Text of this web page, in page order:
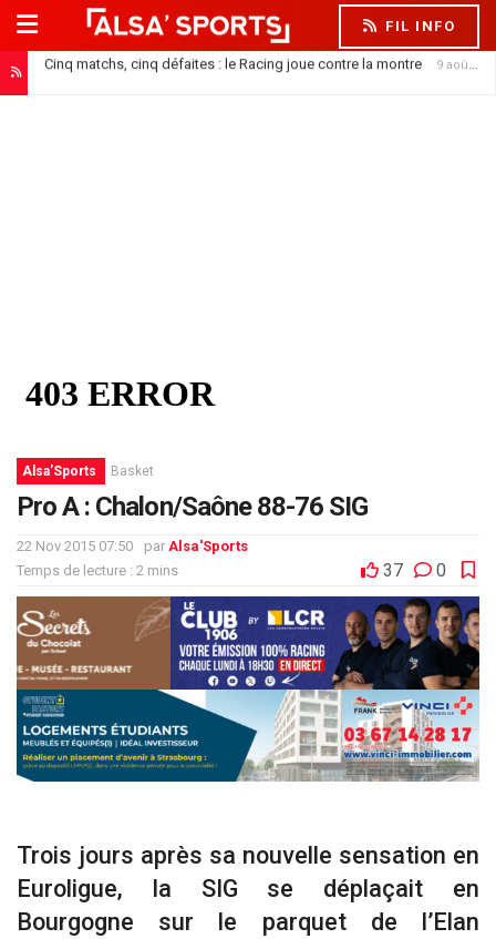
FIL INFO
Cinq matchs, cinq défaites : le Racing joue contre la montre 9 août 2026
Alsa'Sports Basket
Pro A : Chalon/Saône 88-76 SIG
22 Nov 2015 07:50 par Alsa'Sports
Temps de lecture : 2 mins
37 0
Trois jours après sa nouvelle sensation en
Euroligue, la SIG se déplaçait en
Bourgogne sur le parquet de l’Elan